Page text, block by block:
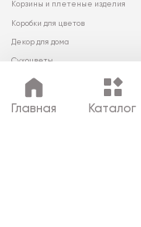
Главная Каталог
Корзины и плетеные изделия
Коробки для цветов
Декор для дома
Сухоцветы
©